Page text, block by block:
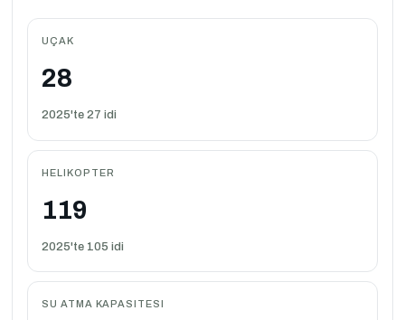
UÇAK
28
2025'te 27 idi
HELIKOPTER
119
2025'te 105 idi
SU ATMA KAPASITESI